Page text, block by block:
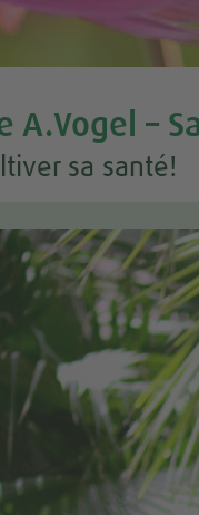
A.Vogel –
sa santé!